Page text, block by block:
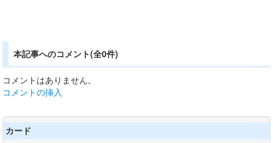
本記事へのコメント(全0件)
コメントはありません。
コメントの挿入
カード